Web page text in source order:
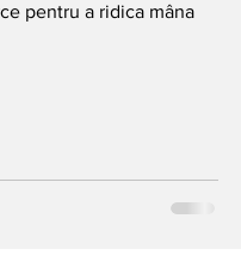
pentru a ridica mâna